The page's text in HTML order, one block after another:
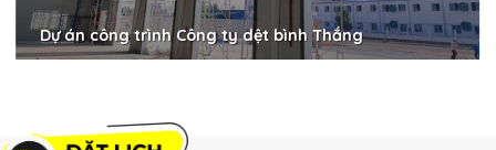
Dự án công trình Công ty dệt bình Thắng